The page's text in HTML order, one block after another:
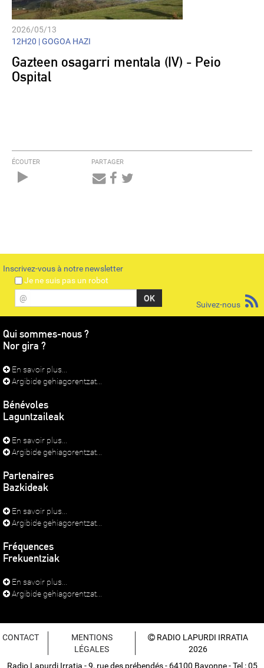
2026/05/13
12H20 |GOGOA HAZI
Gazteen osagarri mentala (IV) - Peio
Ospital
ÉCOUTER PARTAGER
Inscrivez-vous à notre newsletter
Je ne suis pas un robot
@
Suivez-nous
Qui sommes-nous ?
Nor gira ?
En savoir plus...
Argibide gehiagorentzat...
Bénévoles
Laguntzaileak
En savoir plus...
Argibide gehiagorentzat...
Partenaires
Bazkideak
En savoir plus...
Argibide gehiagorentzat...
Fréquences
Frekuentziak
En savoir plus...
Argibide gehiagorentzat...
CONTACT
MENTIONS
LÉGALES
RADIO LAPURDI IRRATIA
2026
Radio Lapurdi Irratia - 9, rue des prébendés - 64100 Bayonne - Tel : 05